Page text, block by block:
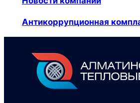
Антикоррупционная